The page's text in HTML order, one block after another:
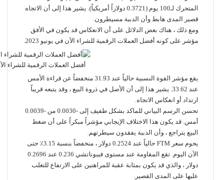
المتحرك لـ100 يوم (0.3721 دولاراً أمريكياً). يشير هذا إلى أن الاتجاه
قصير المدى هابط وأن الدببة مسيطرون.
ومع ذلك ، هناك بعض الدلائل على أن الانعكاس قد يكون في الأفق
مؤشر على كونه أفضل العملات الرقمية للشراء الآن في يونيو 2023.
أفضل العملات الرقمية للشراء الآن
يقع مؤشر القوة النسبية حالياً عند 31.93 منخفضاً عن قراءة الأمس
عند 33.62. يشير هذا إلى أن الأصل في ذروة البيع ، وقد يتبعه قريباً
ارتداد أو انعكاس الاتجاه.
تحسن الرسم البياني للماكد بشكل طفيف إلى -0.0030 من -0.0039
أمس. قد يكون هذا الاختلاف الإيجابي مؤشراً مبكراً على أن ضغط
البيع يتراجع ، وأن الدببة يفقدون سيطرتهم.
يحوم سعر FTM حالياً عند 0.2524 دولار ، منخفضاً بنسبة 3.15٪ حتى
الآن اليوم. تقع المقاومة عند مستوى فيبوناتشي 0.236 عند 0.2696
دولار ، والذي قد يكون بمثابة عقبة للمراهنين على الارتفاع للتغلب
عليها على المدى القصير.